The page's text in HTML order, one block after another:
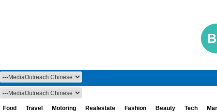
Food Travel Motoring Realestate Fashion Beauty Tech